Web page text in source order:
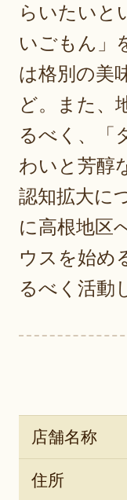
らいたいと
いごもん」
は格別の美
ど。また、
るべく、「
わいと芳醇
認知拡大に
に高根地区
ウスを始め
るべく活動
店舗名称
住所